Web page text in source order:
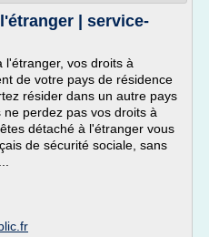
| service-
l'étranger, vos droits à
de votre pays de résidence
résider dans un autre pays
perdez pas vos droits à
détaché à l'étranger vous
de sécurité sociale, sans